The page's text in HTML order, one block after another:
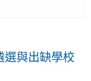
選與出缺學校